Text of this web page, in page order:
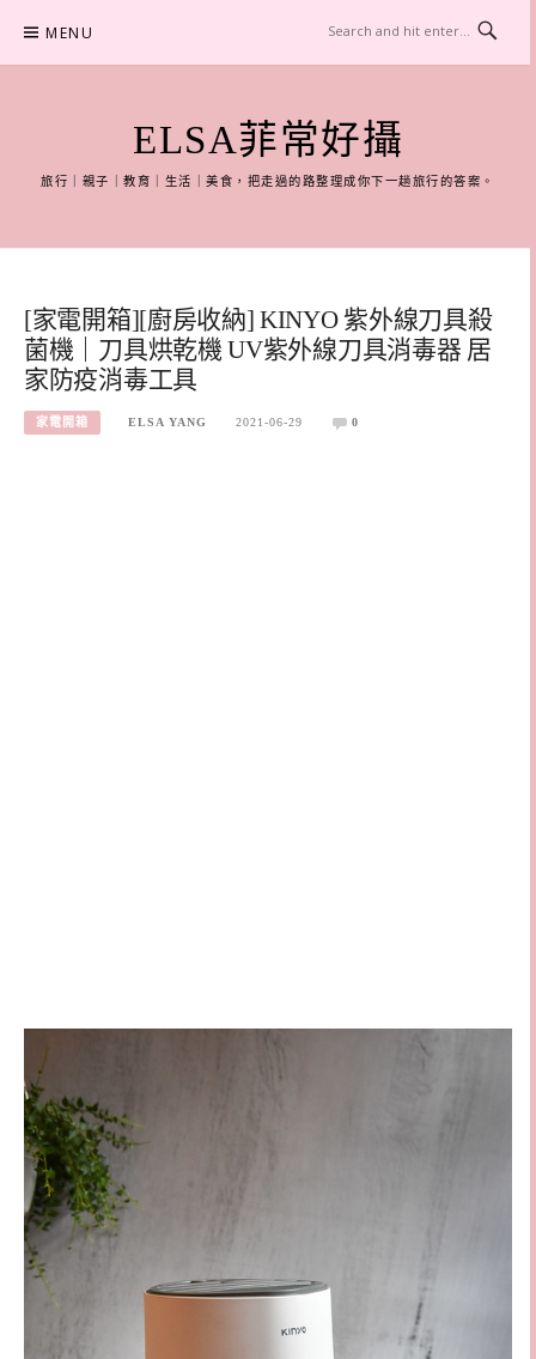
content
MENU
ELSA菲常好攝
旅行｜親子｜教育｜生活｜美食，把走過的路整理成你下一趟旅行的答案。
[家電開箱][廚房收納] KINYO 紫外線刀具殺
菌機｜刀具烘乾機 UV紫外線刀具消毒器 居
家防疫消毒工具
家電開箱 ELSA YANG 2021-06-29 0